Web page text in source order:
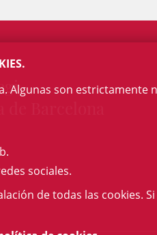
Algunas son
sociales.
de todas las cookies.